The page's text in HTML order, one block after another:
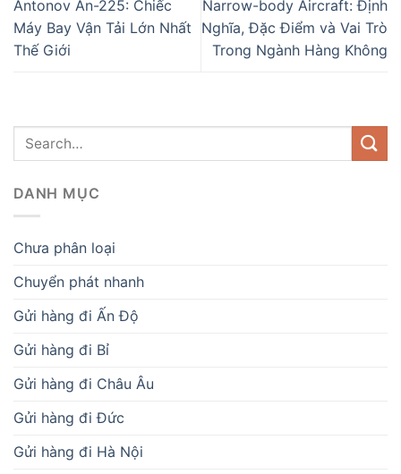
Antonov An-225: Chiếc
Máy Bay Vận Tải Lớn Nhất
Thế Giới
Narrow-body Aircraft: Định
Nghĩa, Đặc Điểm và Vai Trò
Trong Ngành Hàng Không
DANH MỤC
Chưa phân loại
Chuyển phát nhanh
Gửi hàng đi Ấn Độ
Gửi hàng đi Bỉ
Gửi hàng đi Châu Âu
Gửi hàng đi Đức
Gửi hàng đi Hà Nội